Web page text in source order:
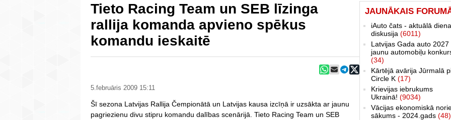
Tieto Racing Team un SEB līzinga
rallija komanda apvieno spēkus
komandu ieskaitē
5.februāris 2009 15:11
Šī sezona Latvijas Rallija Čempionātā un Latvijas kausa izcīņā ir uzsākta ar jaunu
pagriezienu divu stipru komandu dalības scenārijā. Tieto Racing Team un SEB
JAUNĀKAIS
iAuto čats - aktuālā
diskusija (6011)
Latvijas Gada auto 2027
jaunu automobiļu
(34)
Kārtējā avārija Jūrmalā
Circle K (17)
Krievijas iebrukums
Ukrainā! (9034)
Vācijas ekonomiskā
sākums - 2024.gads (48)